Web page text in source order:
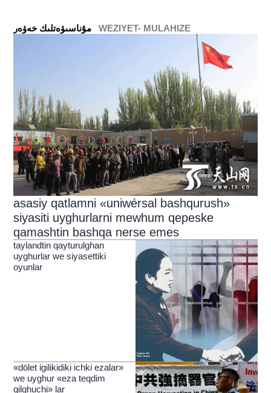
WEZIYET- MULAHIZE
asasiy qatlamni «uniwérsal bashqurush»
siyasiti uyghurlarni mewhum qepeske
qamashtin bashqa nerse emes
taylandtin qayturulghan
uyghurlar we siyasettiki
oyunlar
«dölet igilikidiki ichki ezalar»
we uyghur «eza teqdim
qilghuchi» lar